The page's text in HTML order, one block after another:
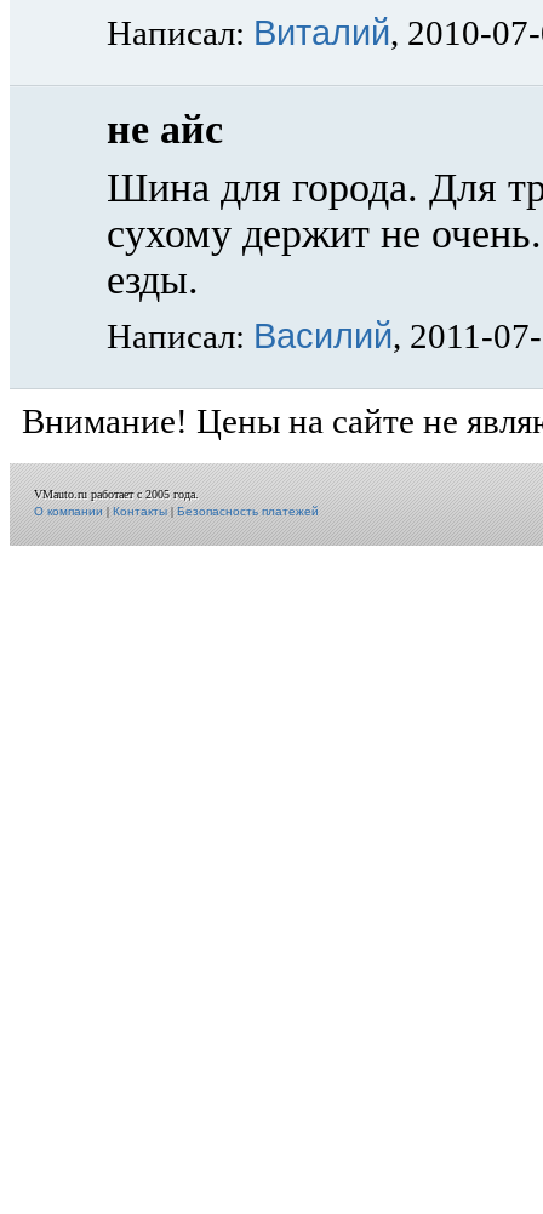
Написал: Виталий, 2010-
не айс
Шина для города. Для
сухому держит не
езды.
Написал: Василий, 2011-
Внимание! Цены на сайте не
VMauto.ru работает с 2005 года.
О компании|Контакты|Безопасность платежей